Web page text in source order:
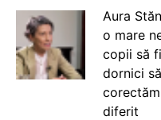
Aura
o mare
copii să
dornici
diferit